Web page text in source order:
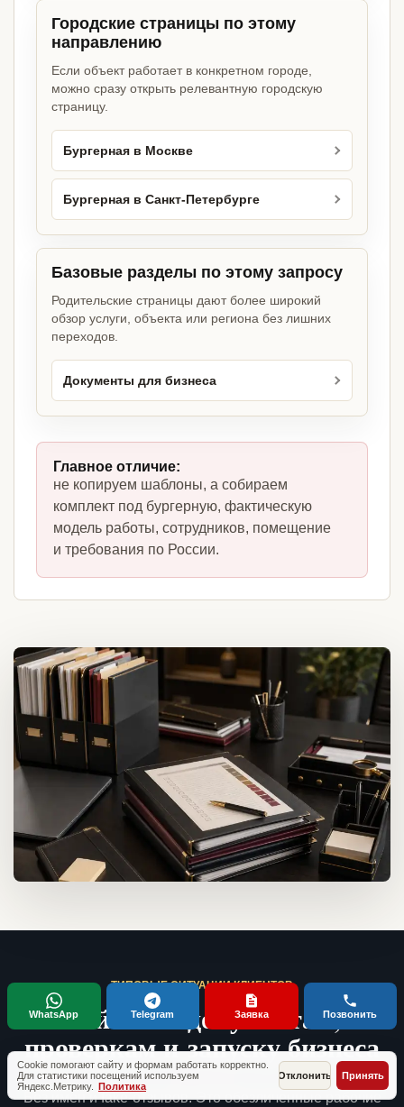
Городские страницы по этому
направлению
Если объект работает в конкретном городе,
можно сразу открыть релевантную городскую
страницу.
Бургерная в Москве
Бургерная в Санкт-Петербурге
Базовые разделы по этому запросу
Родительские страницы дают более широкий
обзор услуги, объекта или региона без лишних
переходов.
Документы для бизнеса
Главное отличие:
не копируем шаблоны, а собираем
комплект под бургерную, фактическую
модель работы, сотрудников, помещение
и требования по России.
ТИПОВЫЕ СИТУАЦИИ КЛИЕНТОВ
Кейсы по документам,
проверкам и запуску бизнеса
Без имен и fake-отзывов. Это обезличенные рабочие
Cookie помогают сайту и формам работать корректно.
Для статистики посещений используем
Яндекс.Метрику. Политика
Отклонить Принять
WhatsApp Telegram Заявка Позвонить